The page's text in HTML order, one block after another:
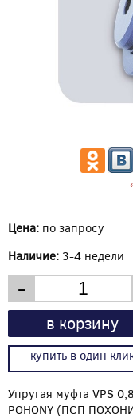
Цена: по запросу
Наличие: 3-4 недели
-
в корзину
купить в один
Упругая муфта VPS
POHONY (ПСП